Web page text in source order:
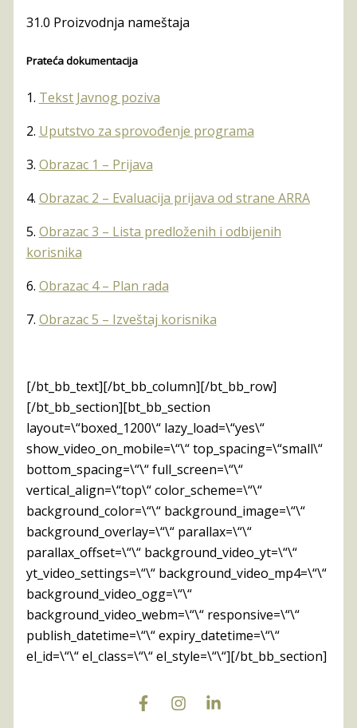
31.0 Proizvodnja nameštaja
Prateća dokumentacija
1. Tekst Javnog poziva
2. Uputstvo za sprovođenje programa
3. Obrazac 1 – Prijava
4. Obrazac 2 – Evaluacija prijava od strane ARRA
5. Obrazac 3 – Lista predloženih i odbijenih
korisnika
6. Obrazac 4 – Plan rada
7. Obrazac 5 – Izveštaj korisnika
[/bt_bb_text][/bt_bb_column][/bt_bb_row]
[/bt_bb_section][bt_bb_section
layout=\“boxed_1200\“ lazy_load=\“yes\“
show_video_on_mobile=\“\“ top_spacing=\“small\“
bottom_spacing=\“\“ full_screen=\“\“
vertical_align=\“top\“ color_scheme=\“\“
background_color=\“\“ background_image=\“\“
background_overlay=\“\“ parallax=\“\“
parallax_offset=\“\“ background_video_yt=\“\“
yt_video_settings=\“\“ background_video_mp4=\“\“
background_video_ogg=\“\“
background_video_webm=\“\“ responsive=\“\“
publish_datetime=\“\“ expiry_datetime=\“\“
el_id=\“\“ el_class=\“\“ el_style=\“\“][/bt_bb_section]